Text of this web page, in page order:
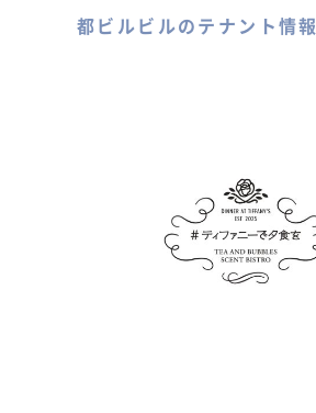
都ビルビルのテナント情報